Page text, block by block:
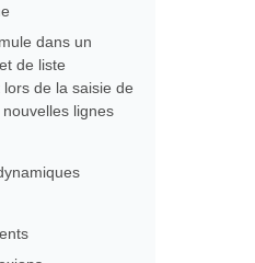
dans un
de liste
de la saisie de
lignes